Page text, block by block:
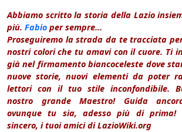
Abbiamo scritto la storia della Lazio
più. Fabio per sempre...
Proseguiremo la strada da te tracciata
nostri colori che tu amavi con il cuore. Ti
già nel firmamento biancoceleste dove
nuove storie, nuovi elementi da poter
lettori con il tuo stile inconfondibile.
nostro grande Maestro! Guida
ovunque tu sia, adesso più di prima!
sincero, i tuoi amici di LazioWiki.org